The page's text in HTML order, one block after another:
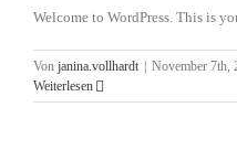
Welcome to WordPress. This is
Von janina.vollhardt November 7th,
Weiterlesen